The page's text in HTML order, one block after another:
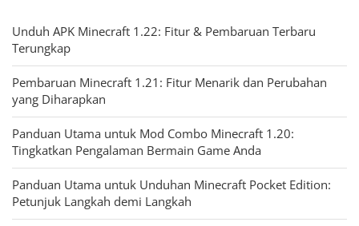
Unduh APK Minecraft 1.22: Fitur & Pembaruan Terbaru
Terungkap
Pembaruan Minecraft 1.21: Fitur Menarik dan Perubahan
yang Diharapkan
Panduan Utama untuk Mod Combo Minecraft 1.20:
Tingkatkan Pengalaman Bermain Game Anda
Panduan Utama untuk Unduhan Minecraft Pocket Edition:
Petunjuk Langkah demi Langkah